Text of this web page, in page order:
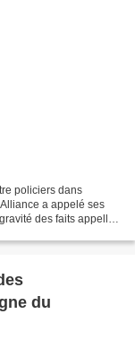
policiers dans
a appelé ses
des faits appelle
du